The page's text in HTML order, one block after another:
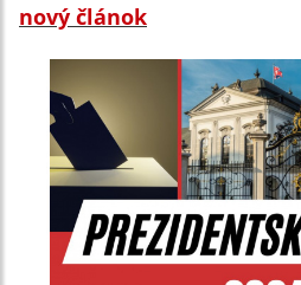
nový článok